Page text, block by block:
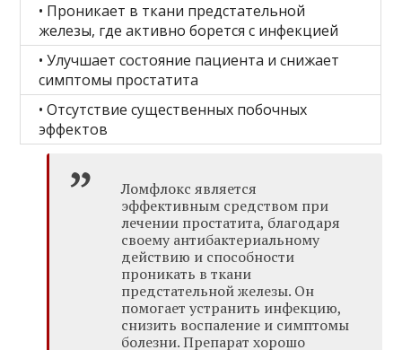
• Проникает в ткани предстательной
железы, где активно борется с инфекцией
• Улучшает состояние пациента и снижает
симптомы простатита
• Отсутствие существенных побочных
эффектов
Ломфлокс является
эффективным средством при
лечении простатита, благодаря
своему антибактериальному
действию и способности
проникать в ткани
предстательной железы. Он
помогает устранить инфекцию,
снизить воспаление и симптомы
болезни. Препарат хорошо